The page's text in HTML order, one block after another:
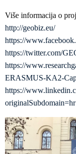
Više informacija o
http://geobiz.eu/
https://
https://twitter.com/
https://
ERASMUS-KA2-
https://
originalSubdomain=hr